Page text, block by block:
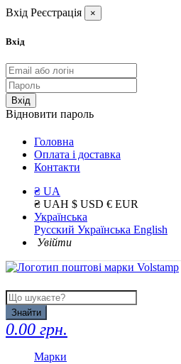
Вхід Реєстрація ×
Вхід
Вхід
Відновити пароль
Головна
Оплата і доставка
Контакти
₴ UA
₴ UAH $ USD € EUR
Українська
Русский Українська English
Увійти
Знайти
0.00 грн.
Марки